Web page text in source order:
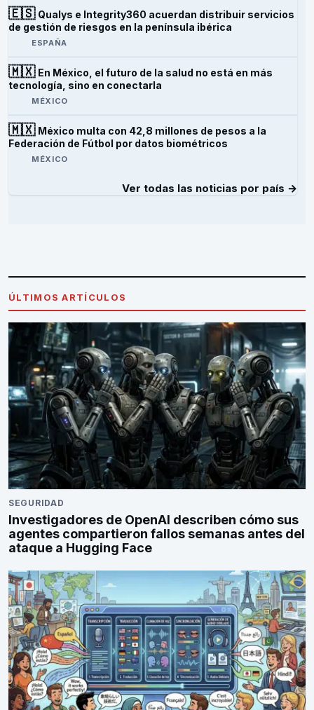
🇪🇸 Qualys e Integrity360 acuerdan distribuir servicios
de gestión de riesgos en la península ibérica
ESPAÑA
🇲🇽 En México, el futuro de la salud no está en más
tecnología, sino en conectarla
MÉXICO
🇲🇽 México multa con 42,8 millones de pesos a la
Federación de Fútbol por datos biométricos
MÉXICO
Ver todas las noticias por país →
ÚLTIMOS ARTÍCULOS
SEGURIDAD
Investigadores de OpenAI describen cómo sus
agentes compartieron fallos semanas antes del
ataque a Hugging Face